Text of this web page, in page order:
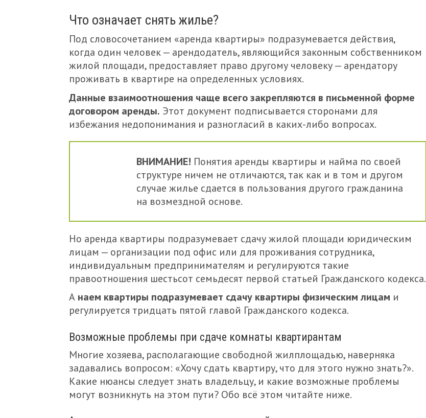
Что означает снять жилье?
Под словосочетанием «аренда квартиры» подразумевается действия,
когда один человек — арендодатель, являющийся законным собственником
жилой площади, предоставляет право другому человеку — арендатору
проживать в квартире на определенных условиях.
Данные взаимоотношения чаще всего закрепляются в письменной форме
договором аренды. Этот документ подписывается сторонами для
избежания недопонимания и разногласий в каких-либо вопросах.
ВНИМАНИЕ! Понятия аренды квартиры и найма по своей
структуре ничем не отличаются, так как и в том и другом
случае жилье сдается в пользования другого гражданина
на возмездной основе.
Но аренда квартиры подразумевает сдачу жилой площади юридическим
лицам — организации под офис или для проживания сотрудника,
индивидуальным предпринимателям и регулируются такие
правоотношения шестьсот семьдесят первой статьей Гражданского кодекса.
А наем квартиры подразумевает сдачу квартиры физическим лицам и
регулируется тридцать пятой главой Гражданского кодекса.
Возможные проблемы при сдаче комнаты квартирантам
Многие хозяева, располагающие свободной жилплощадью, наверняка
задавались вопросом: «Хочу сдать квартиру, что для этого нужно знать?».
Какие нюансы следует знать владельцу, и какие возможные проблемы
могут возникнуть на этом пути? Обо всё этом читайте ниже.